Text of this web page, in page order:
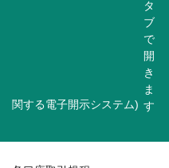
関する電子開示システム)